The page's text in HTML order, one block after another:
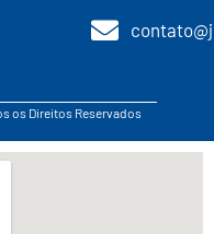
os Direitos Reservados